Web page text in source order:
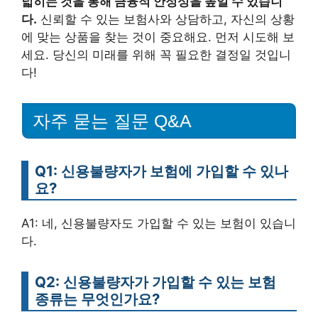
다. 신뢰할 수 있는 보험사와 상담하고, 자신의 상황
에 맞는 상품을 찾는 것이 중요해요. 먼저 시도해 보
세요. 당신의 미래를 위해 꼭 필요한 결정일 것입니
다!
자주 묻는 질문 Q&A
Q1: 신용불량자가 보험에 가입할 수 있나
요?
A1: 네, 신용불량자도 가입할 수 있는 보험이 있습니
다.
Q2: 신용불량자가 가입할 수 있는 보험
종류는 무엇인가요?